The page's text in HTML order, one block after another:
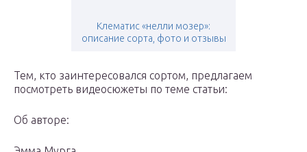
Клематис «нелли мозер»:
описание сорта, фото и отзывы
Тем, кто заинтересовался сортом, предлагаем
посмотреть видеосюжеты по теме статьи:
Об авторе: